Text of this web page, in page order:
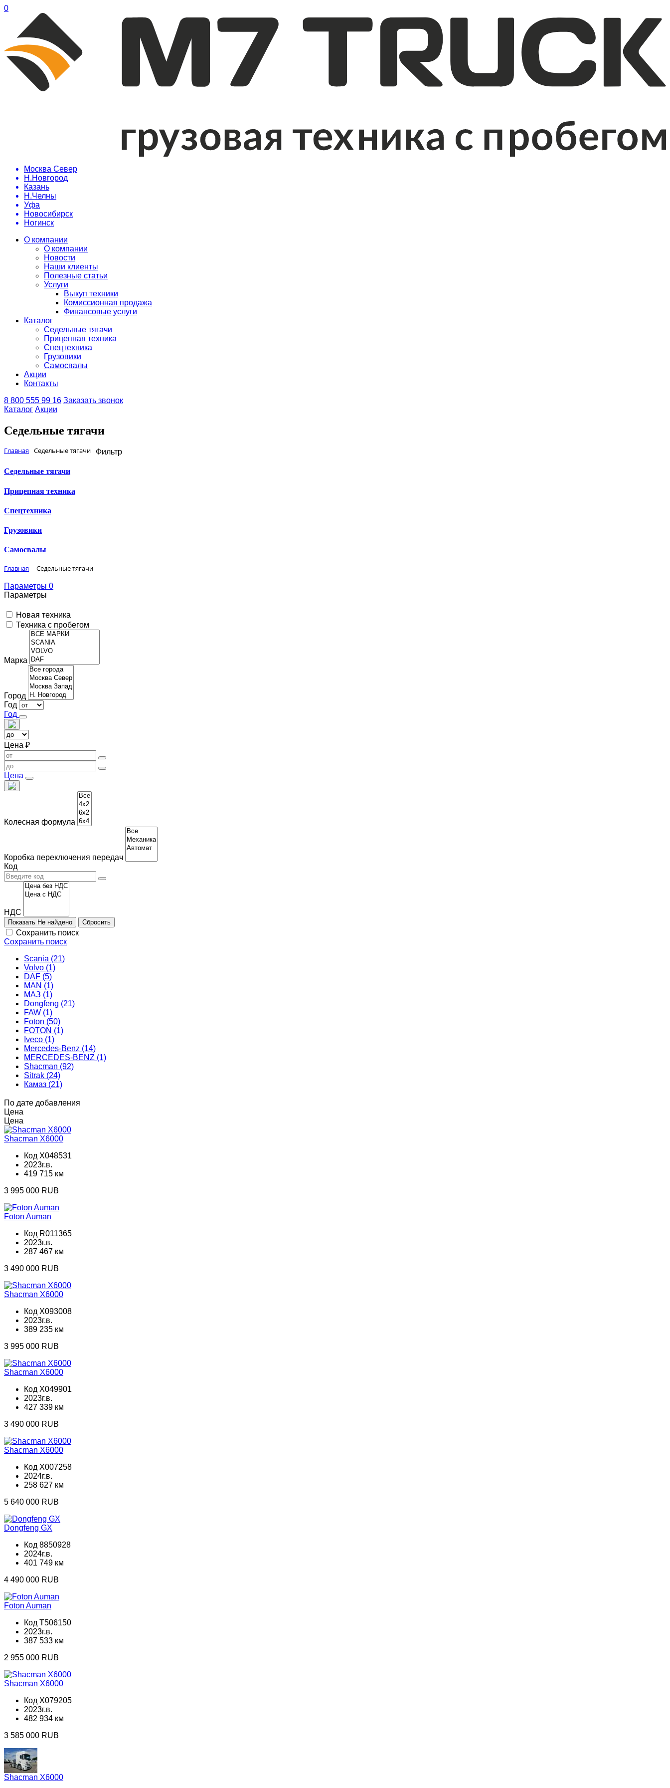
0
Москва Север
Н.Новгород
Казань
Н.Челны
Уфа
Новосибирск
Ногинск
О компании
О компании
Новости
Наши клиенты
Полезные статьи
Услуги
Выкуп техники
Комиссионная продажа
Финансовые услуги
Каталог
Седельные тягачи
Прицепная техника
Спецтехника
Грузовики
Самосвалы
Акции
Контакты
8 800 555 99 16 Заказать звонок
Каталог Акции
Седельные тягачи
Главная Седельные тягачи Фильтр
Седельные тягачи
Прицепная техника
Спецтехника
Грузовики
Самосвалы
Главная Седельные тягачи
Параметры 0
Параметры
Новая техника
Техника с пробегом
Марка
Город
Год
Год
Цена ₽
Цена
Колесная формула
Коробка переключения передач
Код
НДС
Показать Не найдено
Сохранить поиск
Сохранить поиск
Scania (21)
Volvo (1)
DAF (5)
MAN (1)
МАЗ (1)
Dongfeng (21)
FAW (1)
Foton (50)
FOTON (1)
Iveco (1)
Mercedes-Benz (14)
MERCEDES-BENZ (1)
Shacman (92)
Sitrak (24)
Камаз (21)
По дате добавления
Цена
Цена
Shacman X6000
Код X048531
2023г.в.
419 715 км
3 995 000 RUB
Foton Auman
Код R011365
2023г.в.
287 467 км
3 490 000 RUB
Shacman X6000
Код X093008
2023г.в.
389 235 км
3 995 000 RUB
Shacman X6000
Код X049901
2023г.в.
427 339 км
3 490 000 RUB
Shacman X6000
Код X007258
2024г.в.
258 627 км
5 640 000 RUB
Dongfeng GX
Код 8850928
2024г.в.
401 749 км
4 490 000 RUB
Foton Auman
Код T506150
2023г.в.
387 533 км
2 955 000 RUB
Shacman X6000
Код X079205
2023г.в.
482 934 км
3 585 000 RUB
Shacman X6000